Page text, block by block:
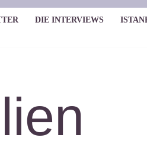
DIE INTERVIEWS